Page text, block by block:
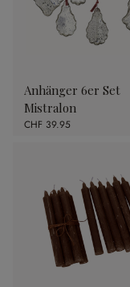
Anhänger 6er Set
Mistralon
CHF 39.95